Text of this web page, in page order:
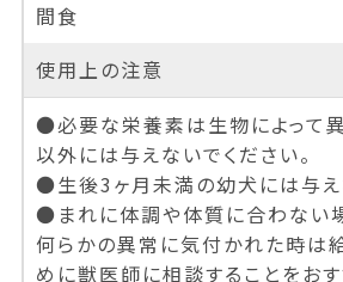
間食
使用上の注意
●必要な栄養素は生物によって異
以外には与えないでください。
●生後3ヶ月未満の幼犬には与え
●まれに体調や体質に合わない
何らかの異常に気付かれた時は
めに獣医師に相談することをおす